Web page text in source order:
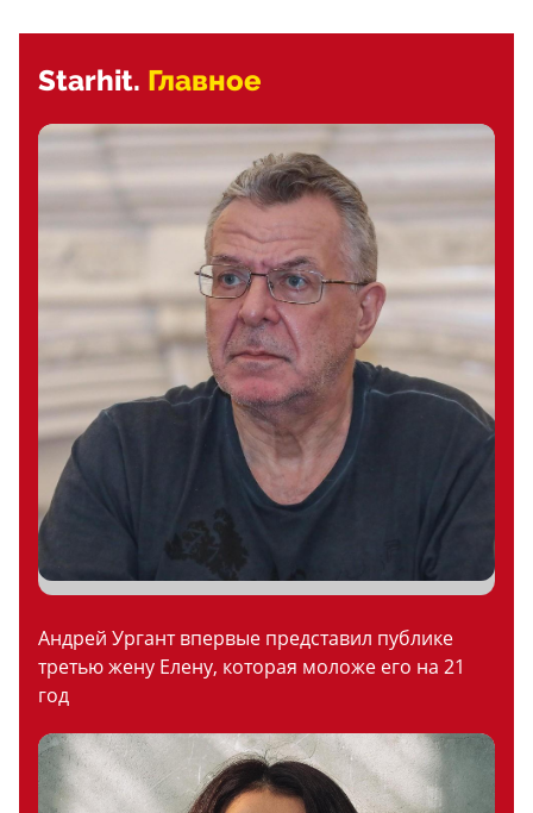
Starhit. Главное
Андрей Ургант впервые представил публике
третью жену Елену, которая моложе его на 21
год